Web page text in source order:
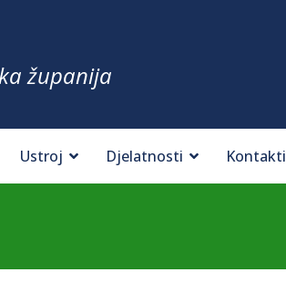
županija
Ustroj Djelatnosti Kontakti